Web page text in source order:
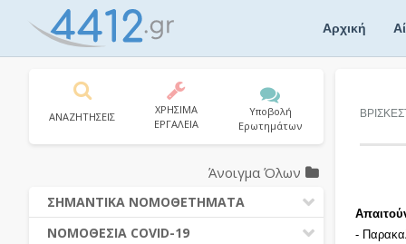
Αρχική
-
ΑΝΑΖΗΤΗΣΕΙΣ
ΧΡΗΣΙΜΑ
ΕΡΓΑΛΕΙΑ
Υποβολή
Ερωτημάτων
Άνοιγμα Όλων
ΣΗΜΑΝΤΙΚΑ ΝΟΜΟΘΕΤΗΜΑΤΑ
ΔΗΜΟΣΙΕΣ ΣΥΜΒΑΣΕΙΣ (Ν. 4412/2016)
ΝΟΜΟΘΕΣΙΑ COVID-19